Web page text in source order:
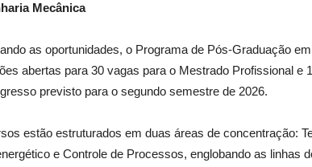
Mecânica
as oportunidades, o Programa de Pós-Graduação
abertas para 30 vagas para o Mestrado Profissional e
previsto para o segundo semestre de 2026.
estão estruturados em duas áreas de concentração:
e Controle de Processos, englobando as linhas